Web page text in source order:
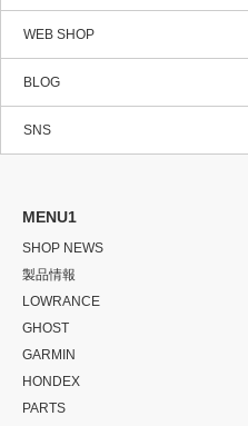
WEB SHOP
BLOG
SNS
MENU1
SHOP NEWS
製品情報
LOWRANCE
GHOST
GARMIN
HONDEX
PARTS